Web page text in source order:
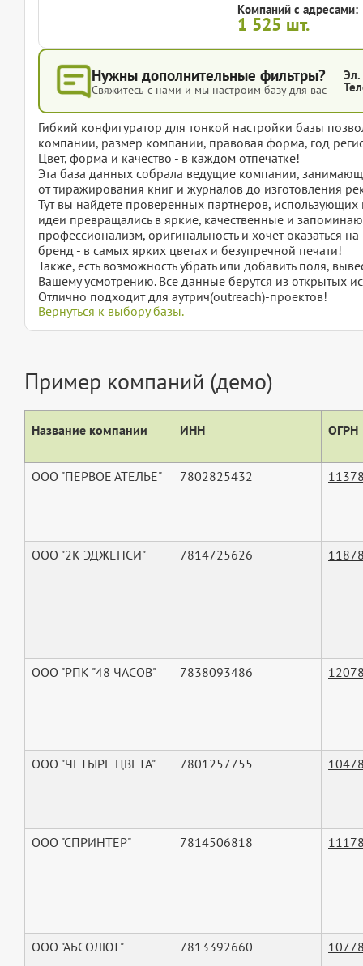
Компаний с адресами:
1 525 шт.
Нужны дополнительные фильтры?
Свяжитесь с нами и мы настроим базу для вас
Эл.
Гибкий конфигуратор для тонкой настройки базы
компании, размер компании, правовая форма, год
Цвет, форма и качество - в каждом отпечатке!
Эта база данных собрала ведущие компании,
от тиражирования книг и журналов до изготовления
Тут вы найдете проверенных партнеров,
идеи превращались в яркие, качественные и
профессионализм, оригинальность и хочет
бренд - в самых ярких цветах и безупречной печати!
Также, есть возможность убрать или добавить поля,
Вашему усмотрению. Все данные берутся из открытых
Отлично подходит для аутрич(outreach)-проектов!
Вернуться к выбору базы.
Пример компаний (демо)
Название компании ИНН ОГРН
ООО "ПЕРВОЕ АТЕЛЬЕ" 7802825432
ООО "2К ЭДЖЕНСИ" 7814725626
ООО "РПК "48 ЧАСОВ" 7838093486
ООО "ЧЕТЫРЕ ЦВЕТА" 7801257755
ООО "СПРИНТЕР" 7814506818
ООО "АБСОЛЮТ" 7813392660